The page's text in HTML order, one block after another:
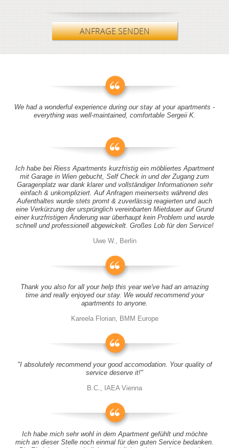
ANFRAGE SENDEN
We had a wonderful experience during our stay at your apartments -
everything was well-maintained, comfortable Sergeii K.
Ich habe bei Riess Apartments kurzfristig ein möbliertes Apartment
mit Garage in Wien gebucht, Self Check in und der Zugang zum
Garagenplatz war dank klarer und vollständiger Informationen sehr
einfach & unkompliziert. Auf Anfragen meinerseits während des
Aufenthaltes wurde stets promt & zuverlässig reagierten und auch
eine Verkürzung der ursprünglich vereinbarten Mietdauer auf Grund
einer kurzfristigen Änderung war überhaupt kein Problem und wurde
schnell und professionell abgewickelt. Großes Lob für den Service!
Uwe W., Berlin
Thank you also for all your help this year we've had an amazing
time and really enjoyed our stay. We would recommend your
apartments to anyone.
Kareela Florian, BMM Europe
"I absolutely recommend your good accomodation. Your quality of
service deserve it!"
B.C., IAEA Vienna
Ich habe mich sehr wohl in dem Apartment gefühlt und möchte
mich an dieser Stelle noch einmal für den guten Service bedanken.